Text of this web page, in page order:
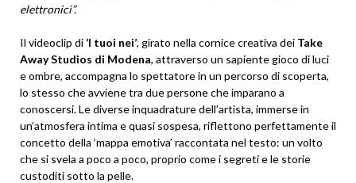
elettronici”.
Il videoclip di ‘I tuoi nei’, girato nella cornice creativa dei Take
Away Studios di Modena, attraverso un sapiente gioco di luci
e ombre, accompagna lo spettatore in un percorso di scoperta,
lo stesso che avviene tra due persone che imparano a
conoscersi. Le diverse inquadrature dell’artista, immerse in
un’atmosfera intima e quasi sospesa, riflettono perfettamente il
concetto della ‘mappa emotiva’ raccontata nel testo: un volto
che si svela a poco a poco, proprio come i segreti e le storie
custoditi sotto la pelle.